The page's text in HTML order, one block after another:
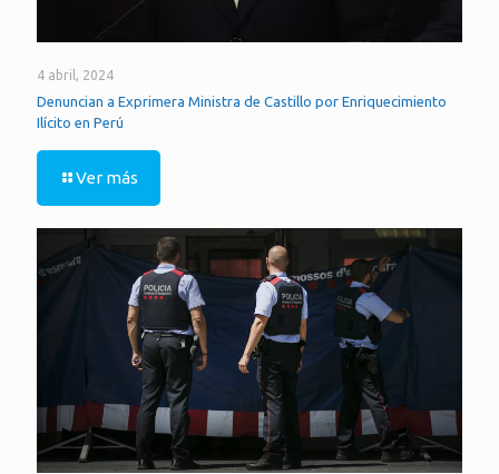
4 abril, 2024
Denuncian a Exprimera Ministra de Castillo por Enriquecimiento
Ilícito en Perú
Ver más